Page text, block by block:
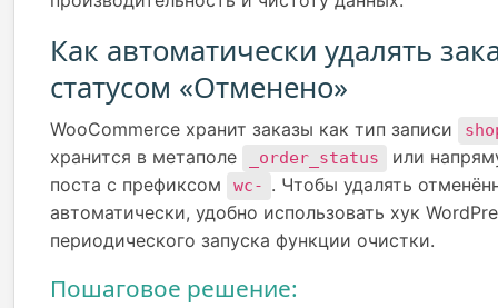
Как автоматически удалять
статусом «Отменено»
WooCommerce хранит заказы как тип записи
хранится в метаполе _order_status
или
поста с префиксом
wc- . Чтобы удалять
автоматически, удобно использовать хук
периодического запуска функции очистки.
Пошаговое решение: